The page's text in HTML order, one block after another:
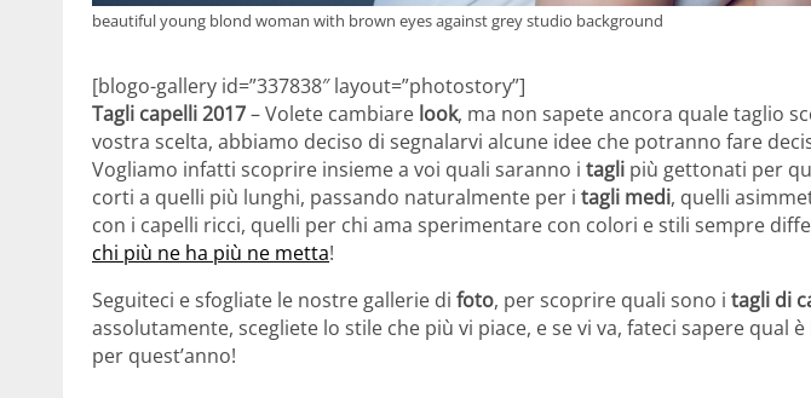
beautiful young blond woman with brown eyes against grey studio background
[blogo-gallery id=”337838″ layout=”photostory”]
Tagli capelli 2017– Volete cambiare look, ma non sapete ancora quale taglio
vostra scelta, abbiamo deciso di segnalarvi alcune idee che potranno fare
Vogliamo infatti scoprire insieme a voi quali saranno i tagli più gettonati per
corti a quelli più lunghi, passando naturalmente per i tagli medi, quelli
con i capelli ricci, quelli per chi ama sperimentare con colori e stili sempre
chi più ne ha più ne metta!
Seguiteci e sfogliate le nostre gallerie di foto, per scoprire quali sono i tagli di
assolutamente, scegliete lo stile che più vi piace, e se vi va, fateci sapere qual
per quest’anno!